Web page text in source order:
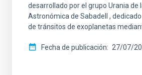
desarrollado por el grupo Urania de
Astronómica de Sabadell ,
de tránsitos de exoplanetas
Fecha de publicación 27/07/